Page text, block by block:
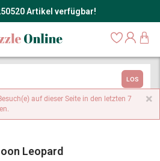
Artikel verfügbar!
LOS
Schimmel - Moon Leopard
Leopard
×
auf dieser Seite in den letzten 7